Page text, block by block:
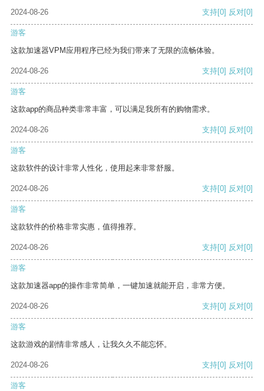
2024-08-26 支持[0] 反对[0]
游客
这款加速器VPM应用程序已经为我们带来了无限的流畅体验。
2024-08-26 支持[0] 反对[0]
游客
这款app的商品种类非常丰富，可以满足我所有的购物需求。
2024-08-26 支持[0] 反对[0]
游客
这款软件的设计非常人性化，使用起来非常舒服。
2024-08-26 支持[0] 反对[0]
游客
这款软件的价格非常实惠，值得推荐。
2024-08-26 支持[0] 反对[0]
游客
这款加速器app的操作非常简单，一键加速就能开启，非常方便。
2024-08-26 支持[0] 反对[0]
游客
这款游戏的剧情非常感人，让我久久不能忘怀。
2024-08-26 支持[0] 反对[0]
游客